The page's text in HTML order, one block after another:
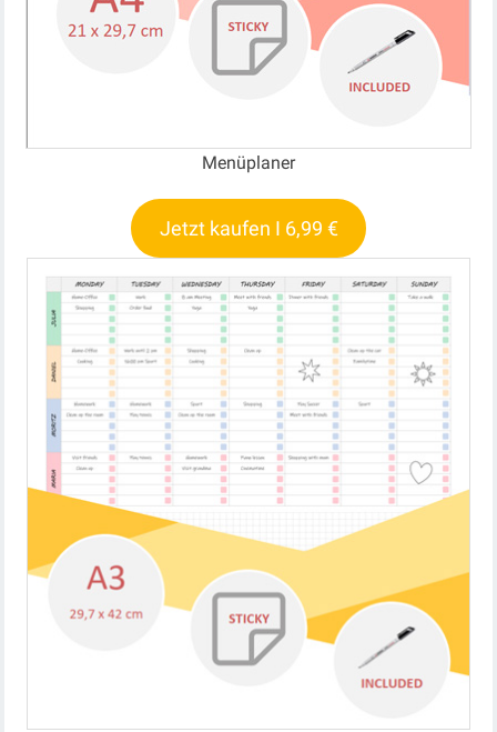
Menüplaner
Jetzt kaufen I 6,99 €